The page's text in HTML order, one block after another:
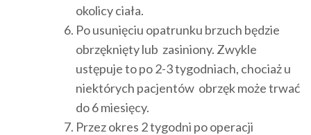
okolicy ciała.
Po usunięciu opatrunku brzuch będzie
obrzęknięty lub zasiniony. Zwykle
ustępuje to po 2-3 tygodniach, chociaż u
niektórych pacjentów obrzęk może trwać
do 6 miesięcy.
Przez okres 2 tygodni po operacji